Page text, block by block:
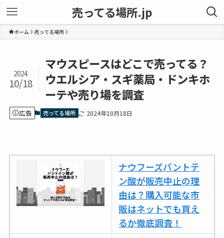
売ってる場所.jp
ホーム 売ってる場所
マウスピースはどこで売ってる？
ウエルシア・スギ薬局・ドンキホ
ーテや売り場を調査
2024
10/18
広告 売ってる場所 2024年10月18日
ナウフーズパントテ
ン酸が販売中止の理
由は？購入可能な市
販はネットでも買え
るか徹底調査！